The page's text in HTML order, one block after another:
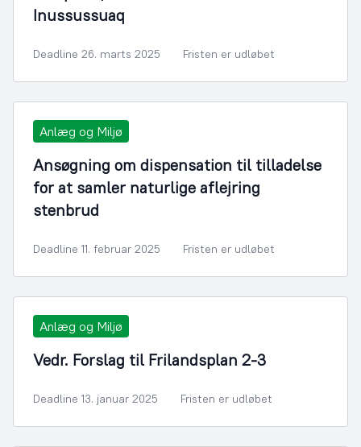
Inussussuaq
Deadline 26. marts 2025 Fristen er udløbet
Anlæg og Miljø
Ansøgning om dispensation til tilladelse
for at samler naturlige aflejring
stenbrud
Deadline 11. februar 2025 Fristen er udløbet
Anlæg og Miljø
Vedr. Forslag til Frilandsplan 2-3
Deadline 13. januar 2025 Fristen er udløbet